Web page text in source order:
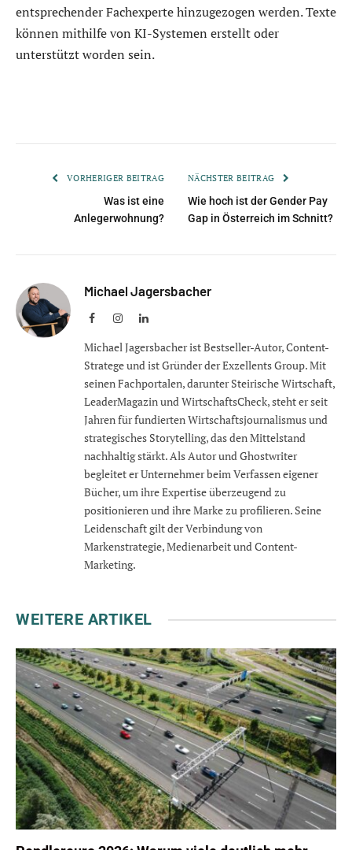
entsprechender Fachexperte hinzugezogen werden. Texte
können mithilfe von KI-Systemen erstellt oder
unterstützt worden sein.
VORHERIGER BEITRAG
Was ist eine
Anlegerwohnung?
NÄCHSTER BEITRAG
Wie hoch ist der Gender Pay
Gap in Österreich im Schnitt?
Michael Jagersbacher
FacebookInstagramLinkedIn
Michael Jagersbacher ist Bestseller-Autor, Content-
Stratege und ist Gründer der Exzellents Group. Mit
seinen Fachportalen, darunter Steirische Wirtschaft,
LeaderMagazin und WirtschaftsCheck, steht er seit
Jahren für fundierten Wirtschaftsjournalismus und
strategisches Storytelling, das den Mittelstand
nachhaltig stärkt. Als Autor und Ghostwriter
begleitet er Unternehmer beim Verfassen eigener
Bücher, um ihre Expertise überzeugend zu
positionieren und ihre Marke zu profilieren. Seine
Leidenschaft gilt der Verbindung von
Markenstrategie, Medienarbeit und Content-
Marketing.
WEITERE ARTIKEL